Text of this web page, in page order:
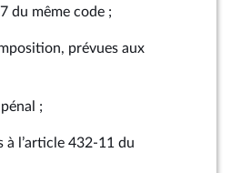
du même code ;
prévues aux
;
l’article 432‑11 du